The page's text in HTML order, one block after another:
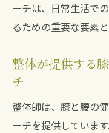
ーチは、日常生活で
るための重要な要素と
整体が提供する
チ
整体師は、膝と腰の
ーチを提供していま